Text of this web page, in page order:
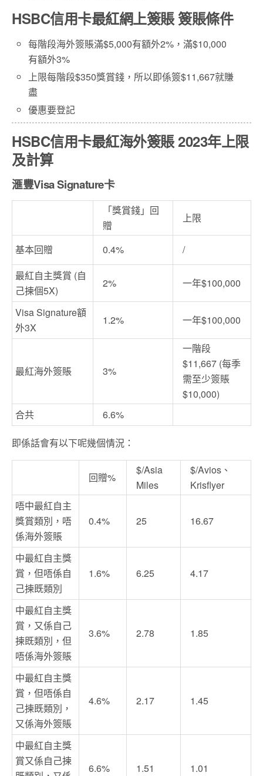
HSBC信用卡最紅網上簽賬 簽賬條件
每階段海外簽賬滿$5,000有額外2%，滿$10,000
有額外3%
上限每階段$350獎賞錢，所以即係簽$11,667就賺
盡
優惠要登記
HSBC信用卡最紅海外簽賬 2023年上限
及計算
滙豐Visa Signature卡
「獎賞錢」回
贈
上限
基本回贈 0.4%
/
最紅自主獎賞 (自
己揀個5X)
2% 一年$100,000
Visa Signature額
外3X
1.2% 一年$100,000
最紅海外簽賬 3%
一階段
$11,667 (每季
需至少簽賬
$10,000)
合共
6.6%
即係話會有以下呢幾個情況：
回贈%
$/Asia
Miles
$/Avios、
Krisflyer
唔中最紅自主
獎賞類別，唔
係海外簽賬
0.4% 25 16.67
中最紅自主獎
賞，但唔係自
己揀既類別
1.6% 6.25 4.17
中最紅自主獎
賞，又係自己
揀既類別，但
唔係海外簽賬
3.6% 2.78 1.85
中最紅自主獎
賞，但唔係自
己揀既類別，
又係海外簽賬
4.6% 2.17 1.45
中最紅自主獎
賞又係自己揀
6.6% 1.51 1.01